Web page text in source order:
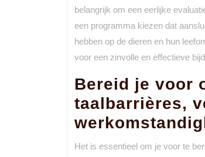
belangrijk om een eerlijke
een programma kiezen dat
hebben op de dieren en hun
voor een zinvolle en effectieve
Bereid je voor
taalbarrières,
Het is essentieel om je voor te